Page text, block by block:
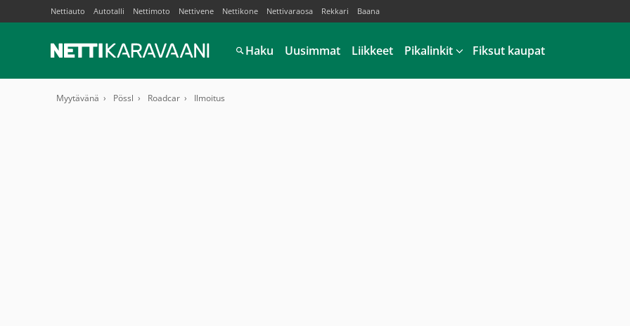
Nettiauto Autotalli Nettimoto Nettivene Nettikone Nettivaraosa Rekkari Baana
Haku Uusimmat Liikkeet Pikalinkit Fiksut kaupat
Myytävänä Pössl Roadcar Ilmoitus